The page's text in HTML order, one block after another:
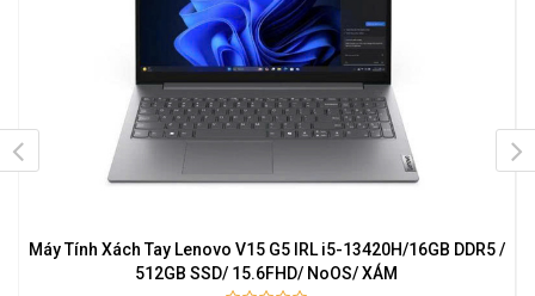
Máy Tính Xách Tay Lenovo V15 G5 IRL i5-13420H/16GB DDR5 /
512GB SSD/ 15.6FHD/ NoOS/ XÁM